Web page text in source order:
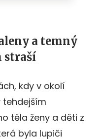
a temný
straší
kdy v okolí
tehdejším
těla ženy a děti z
byla lupiči